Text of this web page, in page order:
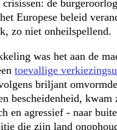
de
Europese beleid
zo niet onheilspellend.
was het aan de
toevallige
briljant
bescheidenheid,
en agressief - naar
die zijn land